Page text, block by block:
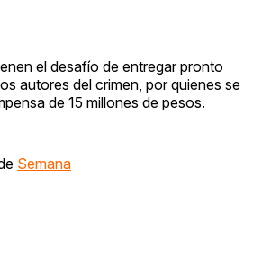
el desafío de entregar pronto
autores del crimen, por quienes se
de 15 millones de pesos.
Semana